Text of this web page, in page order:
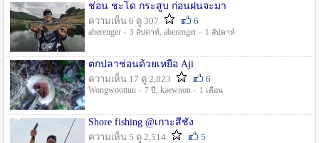
ช่อน ชะโด กระสูบ ก่อนฝนจะมา
ความเห็น 6 ดู 307
6
aberenger - 3 สัปดาห์, aberenger - 1 สัปดาห์
ตกปลาช่อนด้วยเหยื่อ Aji
ความเห็น 17 ดู 2,823
6
Wongwoottun - 7 ปี , kaewnon - 1 เดือน
Shore fishing @เกาะสีชัง
ความเห็น 5 ดู 2,514
5